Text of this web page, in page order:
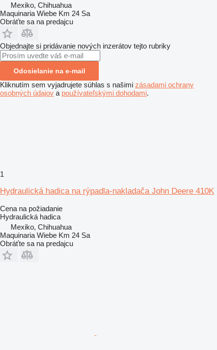
Mexiko, Chihuahua
Maquinaria Wiebe Km 24 Sa
Obráťte sa na predajcu
Objednajte si pridávanie nových inzerátov tejto rubriky
Odosielanie na e-mail
Kliknutím sem vyjadrujete súhlas s našimi zásadami ochrany
osobných údajov a používateľskými dohodami.
1
Hydraulická hadica na rýpadla-nakladača John Deere 410K
Cena na požiadanie
Hydraulická hadica
Mexiko, Chihuahua
Maquinaria Wiebe Km 24 Sa
Obráťte sa na predajcu